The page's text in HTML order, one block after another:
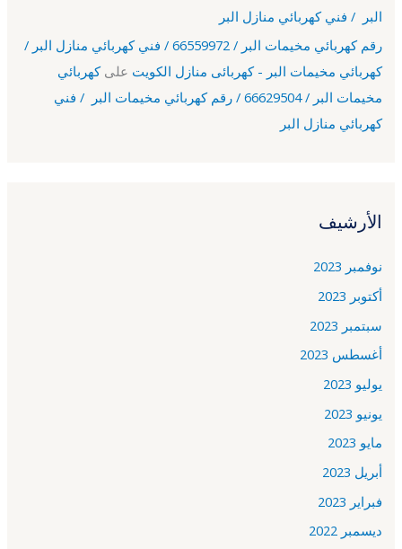
البر / فني كهربائي منازل البر
رقم كهربائي مخيمات البر / 66559972 / فني كهربائي منازل البر /
كهربائي مخيمات البر - كهربائى منازل الكويت علىكهربائي
مخيمات البر / 66629504 / رقم كهربائي مخيمات البر / فني
كهربائي منازل البر
الأرشيف
نوفمبر 2023
أكتوبر 2023
سبتمبر 2023
أغسطس 2023
يوليو 2023
يونيو 2023
مايو 2023
أبريل 2023
فبراير 2023
ديسمبر 2022